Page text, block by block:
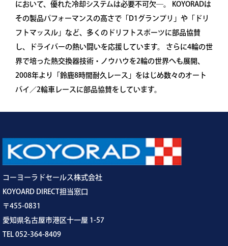
において、優れた冷却システムは必要不可欠―。 KOYORADは
その製品パフォーマンスの高さで「D1グランプリ」や「ドリ
フトマッスル」など、多くのドリフトスポーツに部品協賛
し、ドライバーの熱い闘いを応援しています。 さらに4輪の世
界で培った熱交換器技術・ノウハウを2輪の世界へも展開、
2008年より「鈴鹿8時間耐久レース」をはじめ数々のオート
バイ／2輪車レースに部品協賛をしています。
コーヨーラドセールス株式会社
KOYOARD DIRECT担当窓口
〒455-0831
愛知県名古屋市港区十一屋 1-57
TEL 052-364-8409